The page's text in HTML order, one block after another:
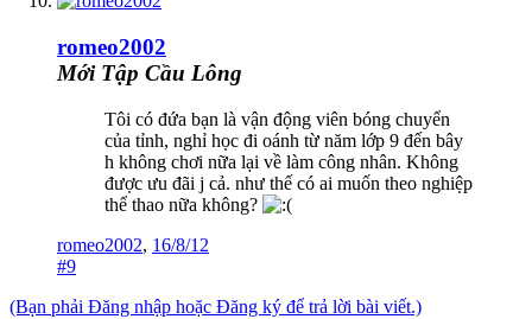
romeo2002
Mới Tập Cầu Lông
Tôi có đứa bạn là vận động viên bóng chuyển
của tỉnh, nghỉ học đi oánh từ năm lớp 9 đến bây
h không chơi nữa lại về làm công nhân. Không
được ưu đãi j cả. như thế có ai muốn theo nghiệp
thể thao nữa không?
romeo2002, 16/8/12
#9
(Bạn phải Đăng nhập hoặc Đăng ký để trả lời bài viết.)